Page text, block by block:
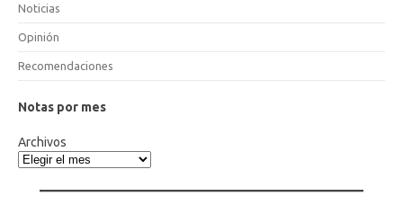
Noticias
Opinión
Recomendaciones
Notas por mes
Archivos